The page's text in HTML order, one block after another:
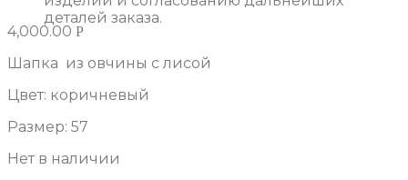
деталей заказа.
4,000.00 Р
Шапка из овчины с лисой
Цвет: коричневый
Размер: 57
Нет в наличии